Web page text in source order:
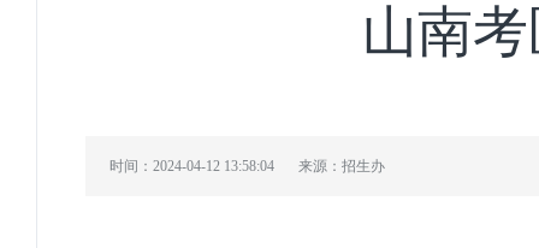
山南
时间：2024-04-12 13:58:04 来源：招生办